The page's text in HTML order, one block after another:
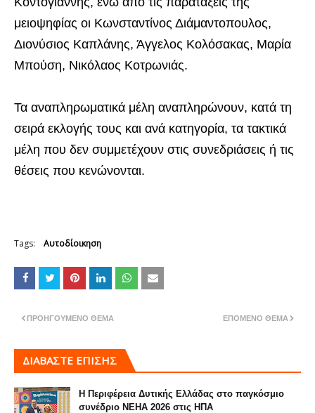
μειοψηφίας οι Κωνσταντίνος Διάμαντοπουλος,
Διονύσιος Καπλάνης, Άγγελος Κολόσακας, Μαρία
Μπούση, Νικόλαος Κοτρωνιάς.
Τα αναπληρωματικά μέλη αναπληρώνουν, κατά τη
σειρά εκλογής τους και ανά κατηγορία, τα τακτικά
μέλη που δεν συμμετέχουν στις συνεδριάσεις ή τις
θέσεις που κενώνονται.
Tags: Αυτοδίοικηση
ΕΠΌΜΕΝΟ ΘΈΜΑ
ΠΡΟΗΓΟΎΜΕΝΟ ΘΈΜΑ
ΔΙΑΒΑΣΤΕ ΕΠΙΣΗΣ
Η Περιφέρεια Δυτικής Ελλάδας στο παγκόσμιο
συνέδριο NEHA 2026 στις ΗΠΑ